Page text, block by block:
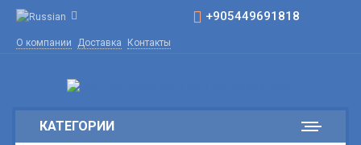
+905449691818
О компании Доставка Контакты
КАТЕГОРИИ